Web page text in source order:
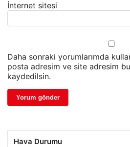
İnternet sitesi
Daha sonraki yorumlarımda
posta adresim ve site adresim bu
kaydedilsin.
Hava Durumu